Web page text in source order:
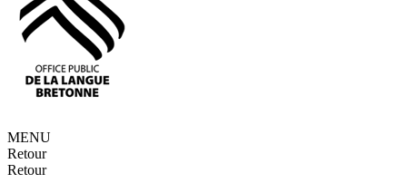
MENU
Retour
Retour